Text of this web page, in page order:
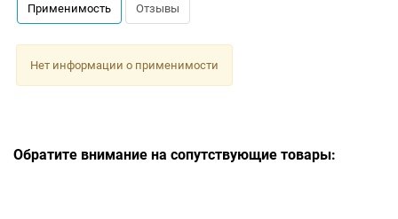
Применимость Отзывы
Нет информации о применимости
Обратите внимание на сопутствующие товары: